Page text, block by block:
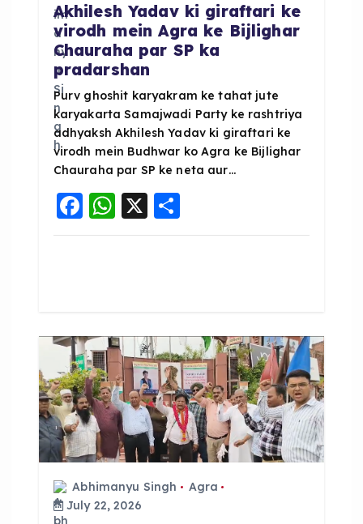
Akhilesh Yadav ki giraftari ke
virodh mein Agra ke Bijlighar
Chauraha par SP ka
pradarshan
Purv ghoshit karyakram ke tahat jute
karyakarta Samajwadi Party ke rashtriya
adhyaksh Akhilesh Yadav ki giraftari ke
virodh mein Budhwar ko Agra ke Bijlighar
Chauraha par SP ke neta aur…
F
a
o
o
k
W
h
p
p
X S
h
Abhimanyu Singh
Agra
July 22, 2026